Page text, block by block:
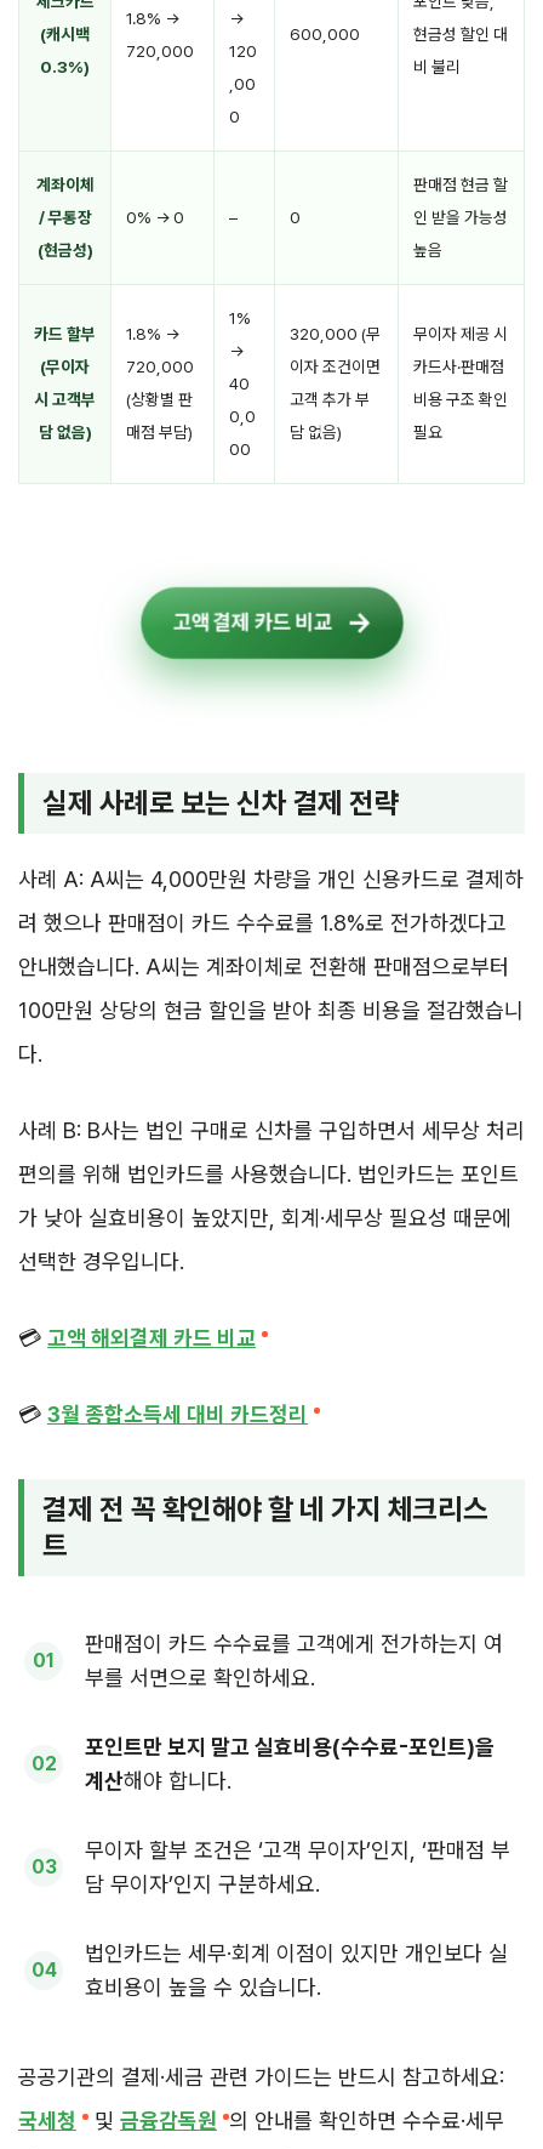
(캐시백
0.3%)
1.8% →
720,000
→
120
,00
0
600,000
현금성 할인 대
비 불리
계좌이체
/ 무통장
(현금성)
0% → 0 – 0
판매점 현금 할
인 받을 가능성
높음
카드 할부
(무이자
시 고객부
담 없음)
1.8% →
720,000
(상황별 판
매점 부담)
1%
→
40
0,0
00
320,000 (무
이자 조건이면
고객 추가 부
담 없음)
무이자 제공 시
카드사·판매점
비용 구조 확인
필요
고액 결제 카드 비교
실제 사례로 보는 신차 결제 전략
사례 A: A씨는 4,000만원 차량을 개인 신용카드로 결제하
려 했으나 판매점이 카드 수수료를 1.8%로 전가하겠다고
안내했습니다. A씨는 계좌이체로 전환해 판매점으로부터
100만원 상당의 현금 할인을 받아 최종 비용을 절감했습니
다.
사례 B: B사는 법인 구매로 신차를 구입하면서 세무상 처리
편의를 위해 법인카드를 사용했습니다. 법인카드는 포인트
가 낮아 실효비용이 높았지만, 회계·세무상 필요성 때문에
선택한 경우입니다.
💳 고액 해외결제 카드 비교
💳 3월 종합소득세 대비 카드정리
결제 전 꼭 확인해야 할 네 가지 체크리스
트
판매점이 카드 수수료를 고객에게 전가하는지 여
부를 서면으로 확인하세요.
포인트만 보지 말고 실효비용(수수료-포인트)을
계산해야 합니다.
무이자 할부 조건은 ‘고객 무이자’인지, ‘판매점 부
담 무이자’인지 구분하세요.
법인카드는 세무·회계 이점이 있지만 개인보다 실
효비용이 높을 수 있습니다.
공공기관의 결제·세금 관련 가이드는 반드시 참고하세요:
국세청
및 금융감독원 의 안내를 확인하면 수수료·세무